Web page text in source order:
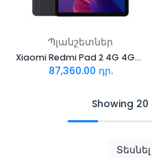
Պլանշետներ
Xiaomi Redmi Pad 2 4G 4GB/128GB Graphite Gray With Cover
87,360.00 դր.
Showing 20